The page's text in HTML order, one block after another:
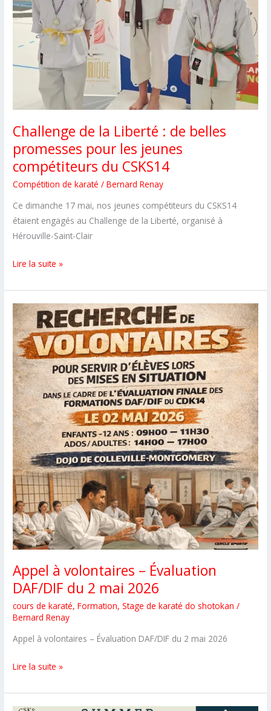
de
compétition
nos
jeunes
karatékas
Challenge de la Liberté : de belles
promesses pour les jeunes
compétiteurs du CSKS14
Compétition de karaté /Bernard Renay
Ce dimanche 17 mai, nos jeunes compétiteurs du CSKS14
étaient engagés au Challenge de la Liberté, organisé à
Hérouville-Saint-Clair
Challenge
la
Liberté
:
de
belles
promesses
pour
les
jeunes
compétiteurs
du
CSKS14
Lire la suite »
Appel à volontaires – Évaluation
DAF/DIF du 2 mai 2026
cours de karaté,Formation,Stage de karaté do shotokan /
Bernard Renay
Appel à volontaires – Évaluation DAF/DIF du 2 mai 2026
Appel
volontaires
Lire la suite »